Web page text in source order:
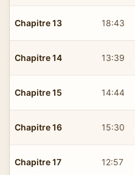
Chapitre 13 18:43
Chapitre 14 13:39
Chapitre 15 14:44
Chapitre 16 15:30
Chapitre 17 12:57